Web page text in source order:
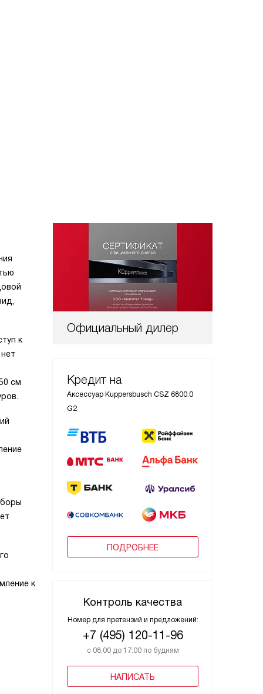
Официальный дилер
Кредит на
Аксессуар Kuppersbusch CSZ 6800.0
G2
ПОДРОБНЕЕ
Контроль качества
Номер для претензий и предложений:
+7 (495) 120-11-96
с 08:00 до 17:00 по будням
НАПИСАТЬ
к
см
к